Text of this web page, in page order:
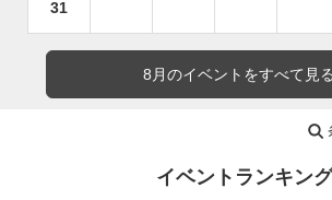
31
8月のイベントをすべて見る
イベントランキング